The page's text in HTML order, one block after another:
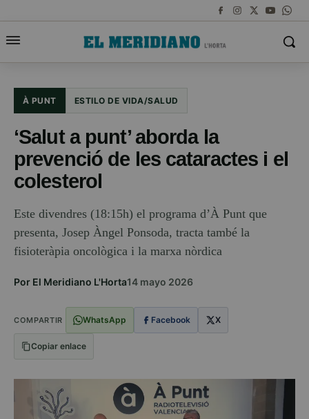
À PUNT ESTILO DE VIDA/SALUD
‘Salut a punt’ aborda la
prevenció de les cataractes i el
colesterol
Este divendres (18:15h) el programa d’À Punt que
presenta, Josep Àngel Ponsoda, tracta també la
fisioteràpia oncològica i la marxa nòrdica
Por El Meridiano L'Horta14 mayo 2026
COMPARTIR WhatsApp Facebook X
Copiar enlace